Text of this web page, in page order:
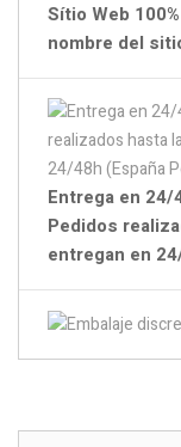
Sítio Web
nombre del
Entrega en
Pedidos
entregan en